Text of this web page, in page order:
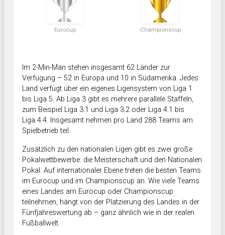
Eurocup Championscup
Im 2-Min-Man stehen insgesamt 62 Länder zur
Verfügung – 52 in Europa und 10 in Südamerika. Jedes
Land verfügt über ein eigenes Ligensystem von Liga 1
bis Liga 5. Ab Liga 3 gibt es mehrere parallele Staffeln,
zum Beispiel Liga 3.1 und Liga 3.2 oder Liga 4.1 bis
Liga 4.4. Insgesamt nehmen pro Land 288 Teams am
Spielbetrieb teil.
Zusätzlich zu den nationalen Ligen gibt es zwei große
Pokalwettbewerbe: die Meisterschaft und den Nationalen
Pokal. Auf internationaler Ebene treten die besten Teams
im Eurocup und im Championscup an. Wie viele Teams
eines Landes am Eurocup oder Championscup
teilnehmen, hängt von der Platzierung des Landes in der
Fünfjahreswertung ab – ganz ähnlich wie in der realen
Fußballwelt.